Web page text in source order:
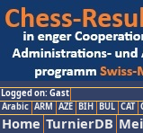
Logged on: Gast
Arabic ARM AZE BIH BUL CAT
Home TurnierDB